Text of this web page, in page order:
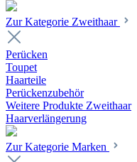
Zur Kategorie Zweithaar
Perücken
Toupet
Haarteile
Perückenzubehör
Weitere Produkte Zweithaar
Haarverlängerung
Zur Kategorie Marken